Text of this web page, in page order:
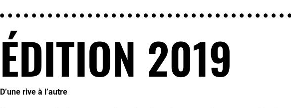
ÉDITION 2019
D’une rive à l’autre